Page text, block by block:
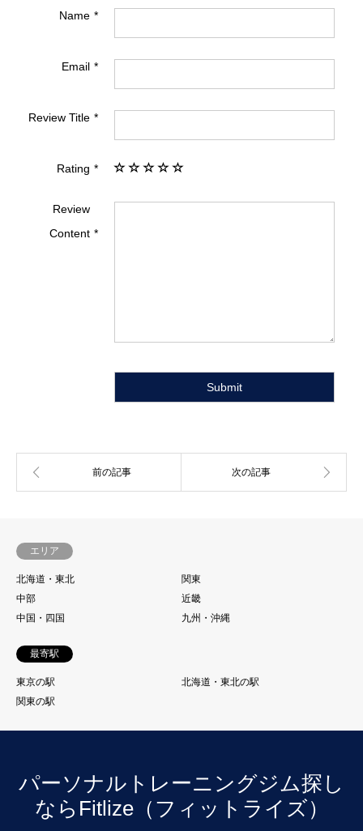
Name
Email
Review Title
Rating
Review
Content
エリア
北海道・東北
関東
中部
近畿
中国・四国
九州・沖縄
最寄駅
東京の駅
北海道・東北の駅
関東の駅
パーソナルトレーニングジム探し
ならFitlize（フィットライズ）